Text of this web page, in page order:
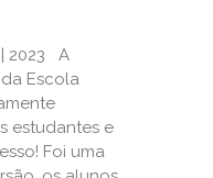
| 2023 A
Escola
estudantes e
Foi uma